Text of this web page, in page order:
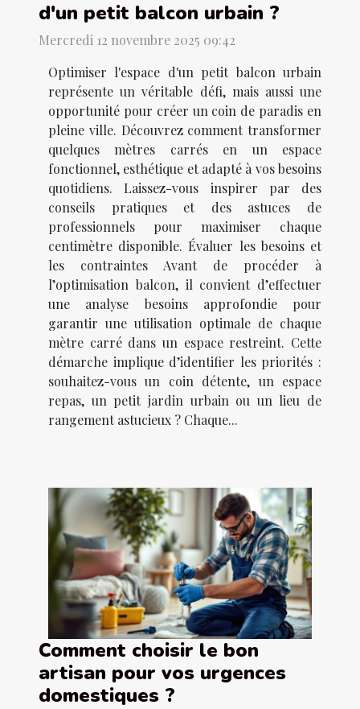
d'un petit balcon urbain ?
Mercredi 12 novembre 2025 09:42
Optimiser l'espace d'un petit balcon urbain
représente un véritable défi, mais aussi une
opportunité pour créer un coin de paradis en
pleine ville. Découvrez comment transformer
quelques mètres carrés en un espace
fonctionnel, esthétique et adapté à vos besoins
quotidiens. Laissez-vous inspirer par des
conseils pratiques et des astuces de
professionnels pour maximiser chaque
centimètre disponible. Évaluer les besoins et
les contraintes Avant de procéder à
l’optimisation balcon, il convient d’effectuer
une analyse besoins approfondie pour
garantir une utilisation optimale de chaque
mètre carré dans un espace restreint. Cette
démarche implique d’identifier les priorités :
souhaitez-vous un coin détente, un espace
repas, un petit jardin urbain ou un lieu de
rangement astucieux ? Chaque...
Comment choisir le bon
artisan pour vos urgences
domestiques ?